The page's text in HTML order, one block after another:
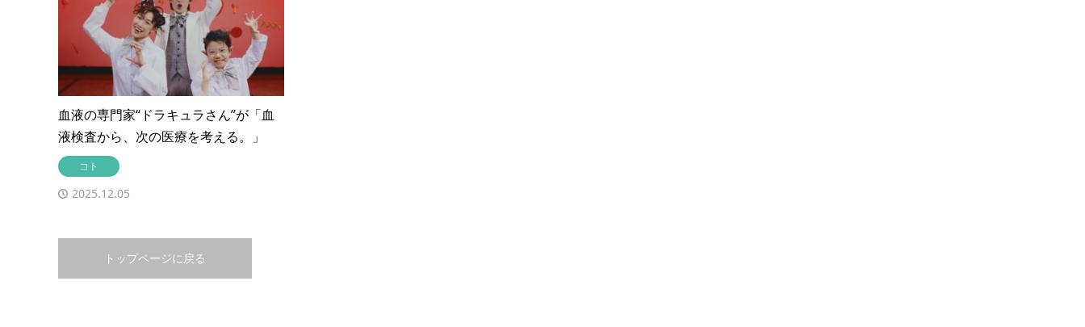
血液の専門家“ドラキュラさん”が「血
液検査から、次の医療を考える。」
コト
2025.12.05
トップページに戻る